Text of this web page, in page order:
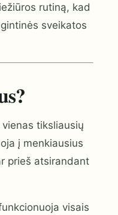
rutiną, kad
sveikatos
tiksliausių
į menkiausius
prieš atsirandant
visais